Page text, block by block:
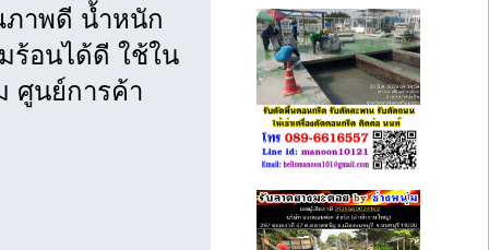
ภาพดี น้ำหนัก
ร้อนได้ดี ใช้ใน
ศูนย์การค้า